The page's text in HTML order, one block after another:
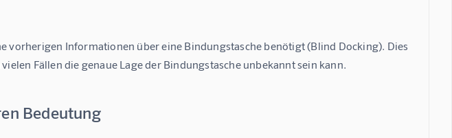
vorherigen Informationen über eine Bindungstasche benötigt (Blind Docking). Dies
Fällen die genaue Lage der Bindungstasche unbekannt sein kann.
Bedeutung